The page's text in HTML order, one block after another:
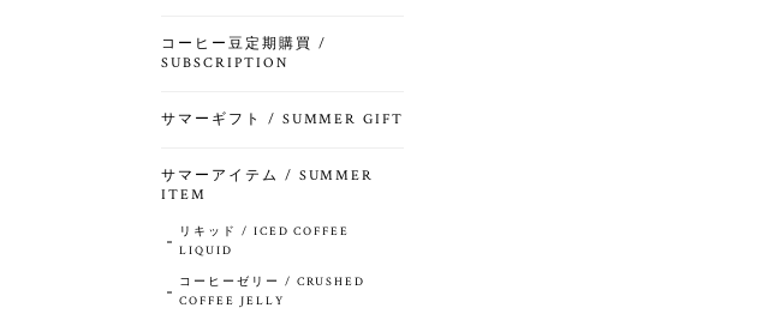
コーヒー豆定期購買 /
SUBSCRIPTION
サマーギフト / SUMMER GIFT
サマーアイテム / SUMMER
ITEM
リキッド / ICED COFFEE
LIQUID
コーヒーゼリー / CRUSHED
COFFEE JELLY